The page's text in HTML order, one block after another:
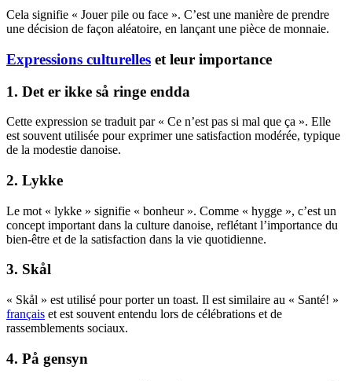
Cela signifie « Jouer pile ou face ». C’est une manière de prendre
une décision de façon aléatoire, en lançant une pièce de monnaie.
Expressions culturelles et leur importance
1. Det er ikke så ringe endda
Cette expression se traduit par « Ce n’est pas si mal que ça ». Elle
est souvent utilisée pour exprimer une satisfaction modérée, typique
de la modestie danoise.
2. Lykke
Le mot « lykke » signifie « bonheur ». Comme « hygge », c’est un
concept important dans la culture danoise, reflétant l’importance du
bien-être et de la satisfaction dans la vie quotidienne.
3. Skål
« Skål » est utilisé pour porter un toast. Il est similaire au « Santé! »
français et est souvent entendu lors de célébrations et de
rassemblements sociaux.
4. På gensyn